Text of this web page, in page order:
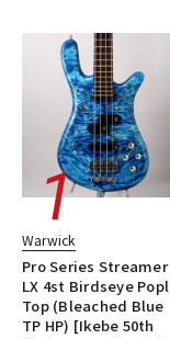
Warwick
Pro Series Streamer
LX 4st Birdseye
Top (Bleached Blue
TP HP) [Ikebe 50th